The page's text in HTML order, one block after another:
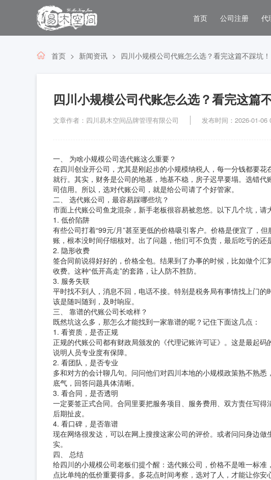
首页 公司注册 代
首页 新闻资讯 四川小规模公司代账怎么选？看完这篇不踩坑！
四川小规模公司代账怎么选？看完这篇
文章作者：四川易木空间品牌管理有限公司 发布时间：2026-01-06
一、 为啥小规模公司选代账这么重要？
在四川创业开公司，尤其是刚起步的小规模纳税人，每一分钱都要
就行。其实，财务是公司的地基，地基不稳，房子迟早要塌。选错
司信用。所以，选对代账公司，就是给公司请了个好管家。
二、 选代账公司，最容易踩哪些坑？
市面上代账公司鱼龙混杂，新手老板很容易被忽悠。以下几个坑，请
1. 低价陷阱
有些公司打着“99元/月”甚至更低的价格吸引客户。价格是便宜了，
账，根本没时间仔细核对。出了问题，他们可不负责，最后吃亏的还
2. 隐形收费
签合同前说得好好的，价格全包。结果到了办事的时候，比如做个
收费。这种“低开高走”的套路，让人防不胜防。
3. 服务失联
平时找不到人，消息不回，电话不接。特别是税务局有事情找上门
该是随叫随到，及时响应。
三、 靠谱的代账公司长啥样？
既然坑这么多，那怎么才能找到一家靠谱的呢？记住下面这几点：
1. 看资质，是否正规
正规的代账公司都有财政局颁发的《代理记账许可证》。这是最起
说明人员专业度有保障。
2. 看团队，是否专业
多和对方的会计聊几句。问问他们对四川本地的小规模政策熟不熟
底气，回答问题具体清晰。
3. 看合同，是否透明
一定要签正式合同。合同里要把服务项目、服务费用、双方责任写
后期扯皮。
4. 看口碑，是否靠谱
现在网络很发达，可以在网上搜搜这家公司的评价。或者问问身边
实。
四、 总结
给四川的小规模公司老板们提个醒：选代账公司，价格不是唯一标
点比单纯的低价重要得多。多花点时间考察，选对了人，才能让你安